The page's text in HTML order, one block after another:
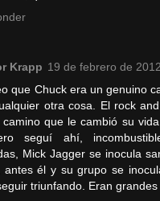
Krapp 19 de febrero de
que Chuck era un genuino
otra cosa. El rock
que le cambió su
seguí ahí,
Mick Jagger se inocula
antes él y su grupo se
triunfando. Eran